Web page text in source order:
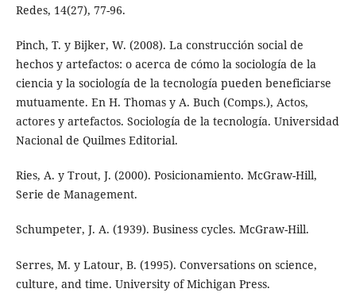
Redes, 14(27), 77-96.
Pinch, T. y Bijker, W. (2008). La construcción social de
hechos y artefactos: o acerca de cómo la sociología de la
ciencia y la sociología de la tecnología pueden beneficiarse
mutuamente. En H. Thomas y A. Buch (Comps.), Actos,
actores y artefactos. Sociología de la tecnología. Universidad
Nacional de Quilmes Editorial.
Ries, A. y Trout, J. (2000). Posicionamiento. McGraw-Hill,
Serie de Management.
Schumpeter, J. A. (1939). Business cycles. McGraw-Hill.
Serres, M. y Latour, B. (1995). Conversations on science,
culture, and time. University of Michigan Press.